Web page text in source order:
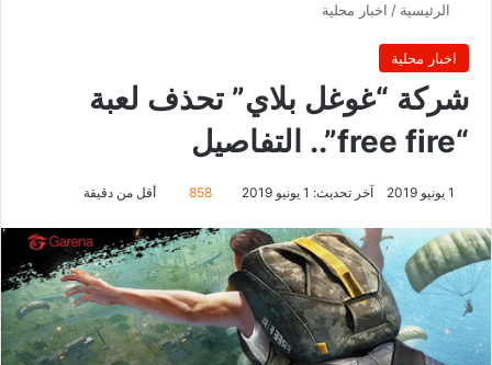
الرئيسية / اخبار محلية
اخبار محلية
شركة “غوغل بلاي” تحذف لعبة
“free fire”.. التفاصيل
1 يونيو 2019 آخر تحديث: 1 يونيو 2019 858 أقل من دقيقة